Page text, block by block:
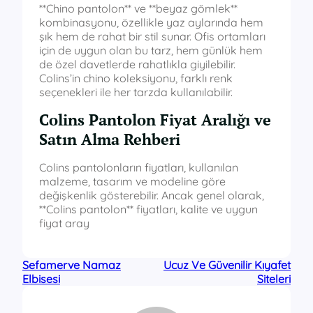
**Chino pantolon** ve **beyaz gömlek**
kombinasyonu, özellikle yaz aylarında hem
şık hem de rahat bir stil sunar. Ofis ortamları
için de uygun olan bu tarz, hem günlük hem
de özel davetlerde rahatlıkla giyilebilir.
Colins’in chino koleksiyonu, farklı renk
seçenekleri ile her tarzda kullanılabilir.
Colins Pantolon Fiyat Aralığı ve
Satın Alma Rehberi
Colins pantolonların fiyatları, kullanılan
malzeme, tasarım ve modeline göre
değişkenlik gösterebilir. Ancak genel olarak,
**Colins pantolon** fiyatları, kalite ve uygun
fiyat aray
Sefamerve Namaz
Elbisesi
Ucuz Ve Güvenilir Kıyafet
Siteleri